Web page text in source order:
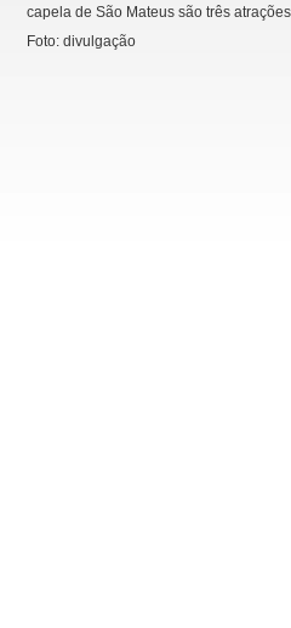
capela de São Mateus são três
Foto: divulgação